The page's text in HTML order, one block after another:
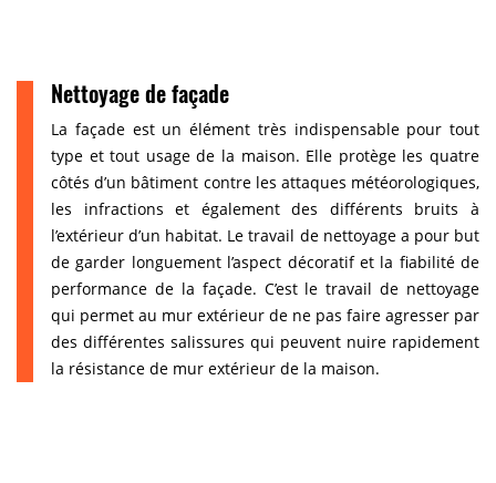
Nettoyage de façade
La façade est un élément très indispensable pour tout
type et tout usage de la maison. Elle protège les quatre
côtés d’un bâtiment contre les attaques météorologiques,
les infractions et également des différents bruits à
l’extérieur d’un habitat. Le travail de nettoyage a pour but
de garder longuement l’aspect décoratif et la fiabilité de
performance de la façade. C’est le travail de nettoyage
qui permet au mur extérieur de ne pas faire agresser par
des différentes salissures qui peuvent nuire rapidement
la résistance de mur extérieur de la maison.